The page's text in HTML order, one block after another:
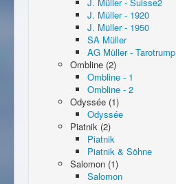
J. Müller - 1920
J. Müller - 1950
SA Müller
AG Müller - Tarotrump
Ombline (2)
Ombline - 1
Ombline - 2
Odyssée (1)
Odyssée
Piatnik (2)
Piatnik
Piatnik & Söhne
Salomon (1)
Salomon